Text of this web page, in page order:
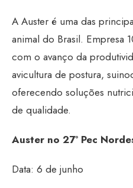
A Auster é uma das
animal do Brasil. Empresa
com o avanço da
avicultura de postura,
oferecendo soluções
de qualidade.
Auster no 27° Pec
Data: 6 de junho